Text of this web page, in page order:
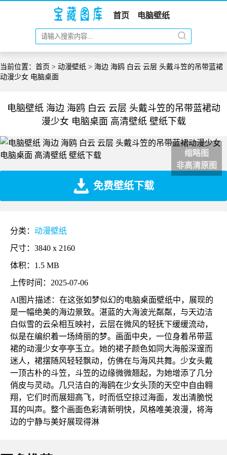
首页 电脑壁纸
当前位置： 首页 > 动漫壁纸 > 海边 海鸥 白云 云层 头戴斗笠的吊带蓝裙
动漫少女 电脑桌面
电脑壁纸 海边 海鸥 白云 云层 头戴斗笠的吊带蓝裙动
漫少女 电脑桌面 高清壁纸 壁纸下载
缩略图
非高清原图
免费壁纸下载
分类： 动漫壁纸
尺寸：3840 x 2160
体积：1.5 MB
上传时间：2025-07-06
AI图片描述：在这张如梦似幻的电脑桌面壁纸中，展现的
是一幅绝美的海边景致。湛蓝的大海波光粼粼，与天边洁
白似雪的云朵相互映衬，云层在微风的轻抚下缓缓流动，
似是在编织着一场绮丽的梦。画面中央，一位身着吊带蓝
裙的动漫少女亭亭玉立。她的裙子颜色如同大海般深邃而
迷人，裙摆随风轻轻飘动，仿佛在与海风共舞。少女头戴
一顶古朴的斗笠，斗笠的边缘微微翘起，为她增添了几分
俏皮与灵动。几只洁白的海鸥在少女头顶的天空中自由翱
翔，它们时而展翅高飞，时而低空掠过海面，发出清脆悦
耳的叫声。整个画面色彩清新明快，风格唯美浪漫，将海
边的宁静与美好展现得淋